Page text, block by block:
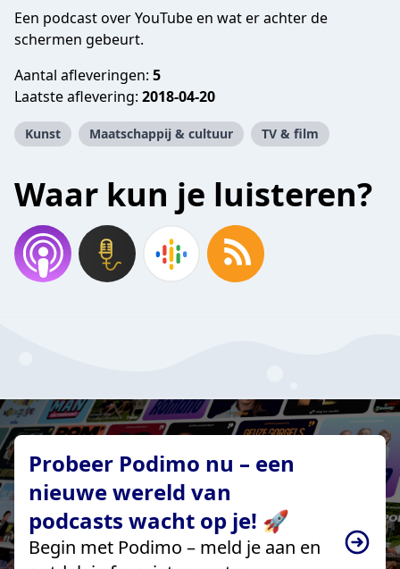
Een podcast over YouTube en wat er achter de
schermen gebeurt.
Aantal afleveringen: 5
Laatste aflevering: 2018-04-20
Kunst Maatschappij & cultuur TV & film
Waar kun je luisteren?
Probeer Podimo nu – een
nieuwe wereld van
podcasts wacht op je! 🚀
Begin met Podimo – meld je aan en